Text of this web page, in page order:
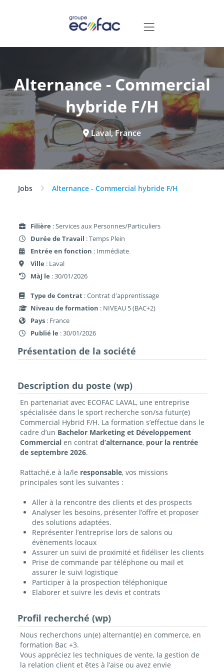
Alternance - Commercial
hybride F/H
Laval, France
Jobs Alternance - Commercial hybride F/H
Filière : Services aux Personnes/Particuliers
Durée de Travail : Temps Plein
Entrée en fonction : Immédiate
Ville : Laval
MàJ le : 30/01/2026
Type de Contrat : Contrat d'apprentissage
Niveau de formation : NIVEAU 5 (BAC+2)
Pays : France
Publié le : 30/01/2026
Présentation de la société
Description du poste (wp)
En partenariat avec ECOFAC LAVAL, une entreprise
spécialisée dans le sport recherche son/sa futur(e)
Commercial Hybrid F/H. La formation s’effectue dans le
cadre d’un Bachelor Marketing et Développement
Commercialen contrat d’alternance, pour la rentrée
de septembre 2026.
Rattaché.e à la/le responsable, vos missions
principales sont les suivantes :
Aller à la rencontre des clients et des prospects
Analyser les besoins, présenter l’offre et proposer
des solutions adaptées.
Représenter l’entreprise lors de salons ou
évènements locaux
Assurer un suivi de proximité et fidéliser les clients
Prise de commande par téléphone ou mail et
assurer le suivi logistique
Participer à la prospection téléphonique
Elaborer et suivre les devis et contrats
Profil recherché (wp)
Nous recherchons un(e) alternant(e) en commerce, en
formation Bac +3.
Vous appréciez les techniques de vente, la gestion de
la relation client et êtes à l’aise ou avez envie